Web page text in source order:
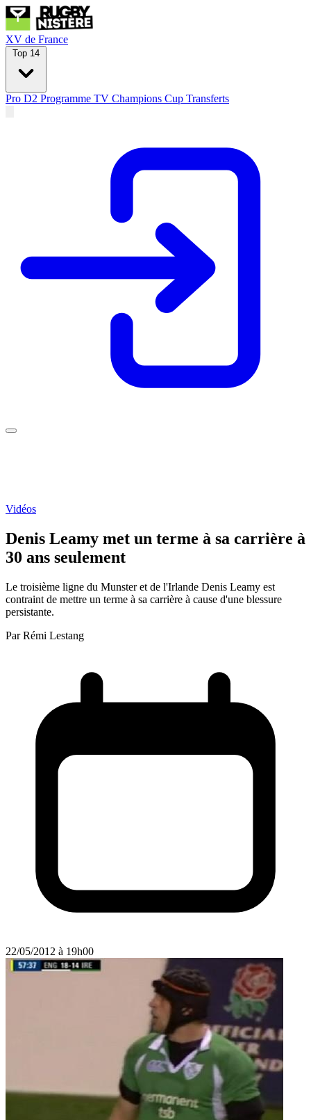
XV de France
Top 14
Pro D2 Programme TV Champions Cup Transferts
Vidéos
Denis Leamy met un terme à sa carrière à
30 ans seulement
Le troisième ligne du Munster et de l'Irlande Denis Leamy est
contraint de mettre un terme à sa carrière à cause d'une blessure
persistante.
Par Rémi Lestang
22/05/2012 à 19h00